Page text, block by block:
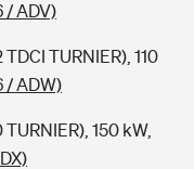
/ ADV)
TURNIER), 110
/ ADW)
150 kW,